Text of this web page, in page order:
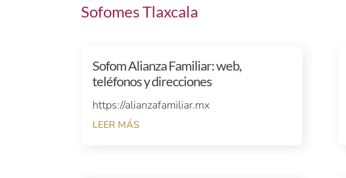
Sofomes Tlaxcala
Sofom Alianza Familiar: web,
teléfonos y direcciones
https://alianzafamiliar.mx
LEER MÁS